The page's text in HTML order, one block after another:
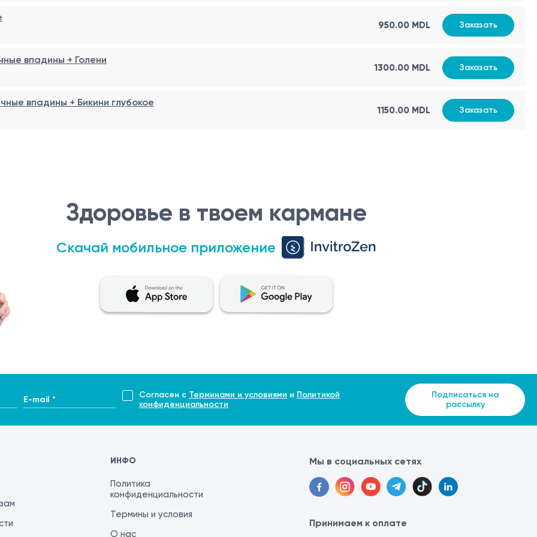
до 6–8 недель;
зависимости от гормональных особенностей;
24 часов.
чувствительность кожи, которые обычно проходят в течение 1–3 дней. Обработанные волосы постепенно
аккуратное использование триммера начиная примерно с 3-го дня после процедуры при отсутствии
950.00 MDL Заказать
впадины + Голени
1300.00 MDL Заказать
впадины + Бикини глубокое
1150.00 MDL Заказать
Здоровье в твоем кармане
Скачай мобильное приложение
E-mail * Согласен с Терминами и условиями и Политикой
конфиденциальности
Подписаться на
рассылку
ИНФО
Политика
конфиденциальности
Термины и условия
О нас
Мы в социальных сетях
Принимаем к оплате